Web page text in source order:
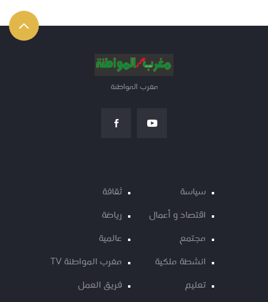
مغرب المواطنة
سياسة
اقتصاد و أعمال
مجتمع
انشطة ملكية
تعليم
ثقافة
رياضة
عالمية
مغرب المواطنة TV
فريق العمل